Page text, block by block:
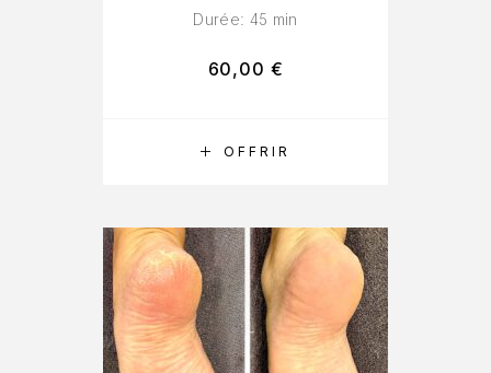
RÉSERVER
OFFRIR
Durée: 45 min
60,00 €